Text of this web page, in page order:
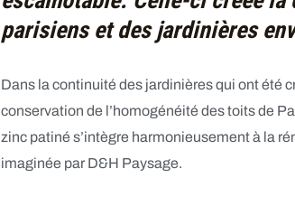
parisiens et des jardinières
Dans la continuité des jardinières qui ont été
conservation de l’homogénéité destoits de
zinc patiné s’intègre harmonieusement à la
imaginée par D&H Paysage.